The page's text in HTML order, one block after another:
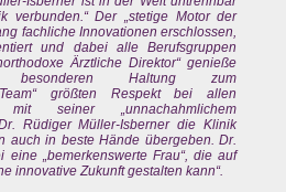
verbunden.“ Der „stetige Motor der
fachliche Innovationen erschlossen,
und dabei alle Berufsgruppen
Ärztliche Direktor“ genieße
besonderen Haltung zum
Team“ größten Respekt bei allen
seiner „unnachahmlichem
Rüdiger Müller-Isberner die Klinik
auch in beste Hände übergeben. Dr.
eine „bemerkenswerte Frau“, die auf
innovative Zukunft gestalten kann“.